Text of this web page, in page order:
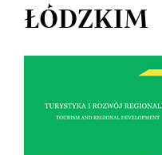
ŁÓDZKIM
Sidebar